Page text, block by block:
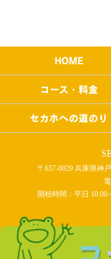
HOME
コース・料金
セカホへの道のり
〒657-0029 兵庫県神
開校時間：平日 10:00